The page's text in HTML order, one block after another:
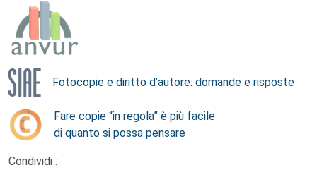
Fotocopie e diritto d’autore: domande e risposte
Fare copie “in regola” è più facile
di quanto si possa pensare
Condividi :